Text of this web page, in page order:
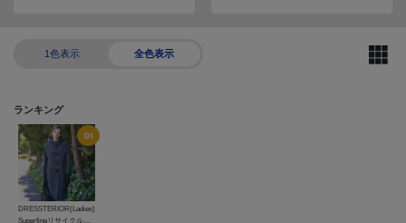
1色表示 全色表示
ランキング
DRESSTERIOR(Ladies)